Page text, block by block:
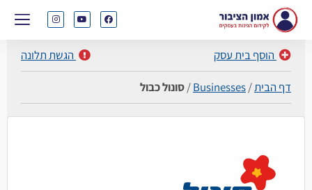
הוסף בית עסק הגשת תלונה
דף הבית/
Businesses
/סונול כבול